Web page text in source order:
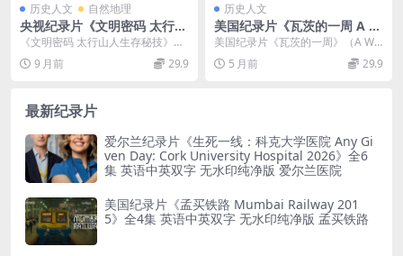
历史人文 自然地理
央视纪录片《文明密码 太行山
人生存秘技》国语中字 1080P
高清 太行山人文纪录片
《文明密码 太行山人生存秘技》聚
焦于太行山地区，探寻生活在这片
险峻山地中人们的独...
9 月前 29.9
历史人文
美国纪录片《瓦茨的一周 A W
eek in Watts》英语中字 720
P/MP4/1.71G 纪录片瓦茨的
一周下载
美国纪录片《瓦茨的一周》（A We
ek in Watts）：贫民窟里的“奖学金
与...5 月前 29.9
最新纪录片
爱尔兰纪录片《生死一线：科克大学医院 Any Gi
ven Day: Cork University Hospital 2026》全6
集 英语中英双字 无水印纯净版 爱尔兰医院
美国纪录片《孟买铁路 Mumbai Railway 201
5》全4集 英语中英双字 无水印纯净版 孟买铁路